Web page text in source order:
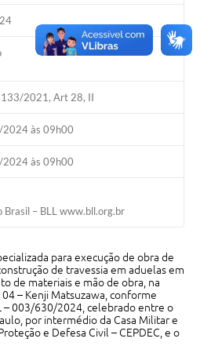
2021, Art 28, II
às 09h00
às 09h00
Brasil – BLL www.bll.org.br
para execução de obra de
de travessia em aduelas em
de materiais e mão de obra, na
– Kenji Matsuzawa, conforme
– 003/630/2024, celebrado entre o
por intermédio da Casa Militar e
e Defesa Civil – CEPDEC, e o